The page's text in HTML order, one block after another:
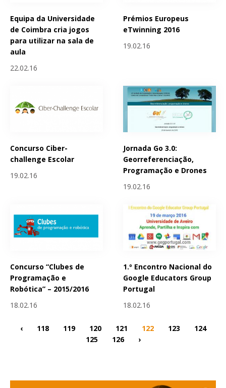
Equipa da Universidade
de Coimbra cria jogos
para utilizar na sala de
aula
22.02.16
Prémios Europeus
eTwinning 2016
19.02.16
Concurso Ciber-
challenge Escolar
19.02.16
Jornada Go 3.0:
Georreferenciação,
Programação e Drones
19.02.16
Concurso “Clubes de
Programação e
Robótica” – 2015/2016
18.02.16
1.º Encontro Nacional do
Google Educators Group
Portugal
18.02.16
‹ 118 119 120 121 122 123
124
125
126 ›